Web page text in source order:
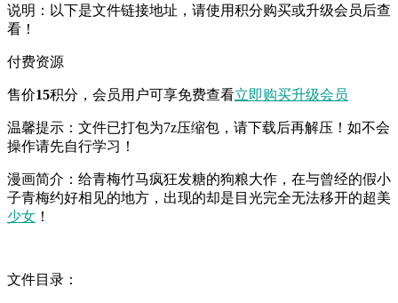
说明：以下是文件链接地址，请使用积分购买或升级会员后查
看！
付费资源
售价15积分 ，会员用户可享免费查看立即购买升级会员
温馨提示：文件已打包为7z压缩包，请下载后再解压！如不会
操作请先自行学习！
漫画简介：给青梅竹马疯狂发糖的狗粮大作，在与曾经的假小
子青梅约好相见的地方，出现的却是目光完全无法移开的超美
少女 ！
文件目录：